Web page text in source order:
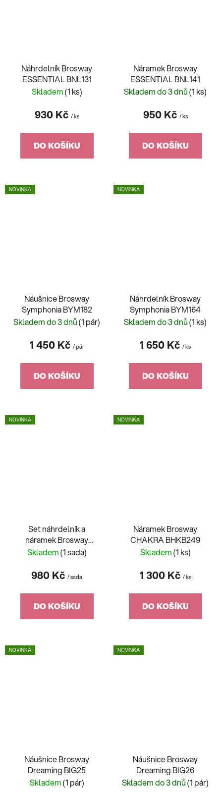
Náhrdelník Brosway
ESSENTIAL BNL131
Skladem(1 ks)
930 Kč / ks
DO KOŠÍKU
Náramek Brosway
ESSENTIAL BNL141
Skladem do 3 dnů(1 ks)
950 Kč / ks
DO KOŠÍKU
NOVINKA
Náušnice Brosway
Symphonia BYM182
Skladem do 3 dnů(1 pár)
1 450 Kč / pár
DO KOŠÍKU
NOVINKA
Náhrdelník Brosway
Symphonia BYM164
Skladem do 3 dnů(1 ks)
1 650 Kč / ks
DO KOŠÍKU
NOVINKA
Set náhrdelník a
náramek Brosway
Chakra srdíčko
Skladem(1 sada)
980 Kč / sada
DO KOŠÍKU
NOVINKA
Náramek Brosway
CHAKRA BHKB249
Skladem(1 ks)
1 300 Kč / ks
DO KOŠÍKU
NOVINKA
Náušnice Brosway
Dreaming BIG25
Skladem(1 pár)
NOVINKA
Náušnice Brosway
Dreaming BIG26
Skladem do 3 dnů(1 pár)